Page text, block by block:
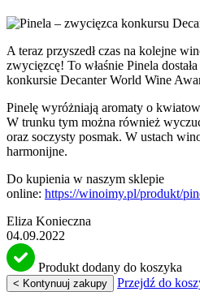
A teraz przyszedł czas na kolejne
zwycięzcę! To właśnie Pinela
konkursie Decanter World Wine
Pinelę wyróżniają aromaty o
W trunku tym można również
oraz soczysty posmak. W ustach
harmonijne.
Do kupienia w naszym sklepie
online: https://winoimy.pl/produkt/
Eliza Konieczna
04.09.2022
Produkt dodany do koszyka
< Kontynuuj zakupy Przejdź do